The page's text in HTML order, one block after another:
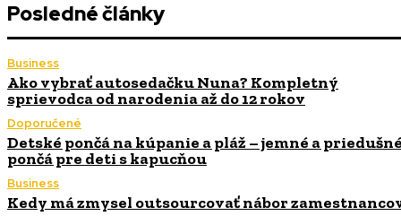
Posledné články
Business
Ako vybrať autosedačku Nuna? Kompletný
sprievodca od narodenia až do 12 rokov
Doporučené
Detské pončá na kúpanie a pláž – jemné a
pončá pre deti s kapucňou
Business
Kedy má zmysel outsourcovať nábor